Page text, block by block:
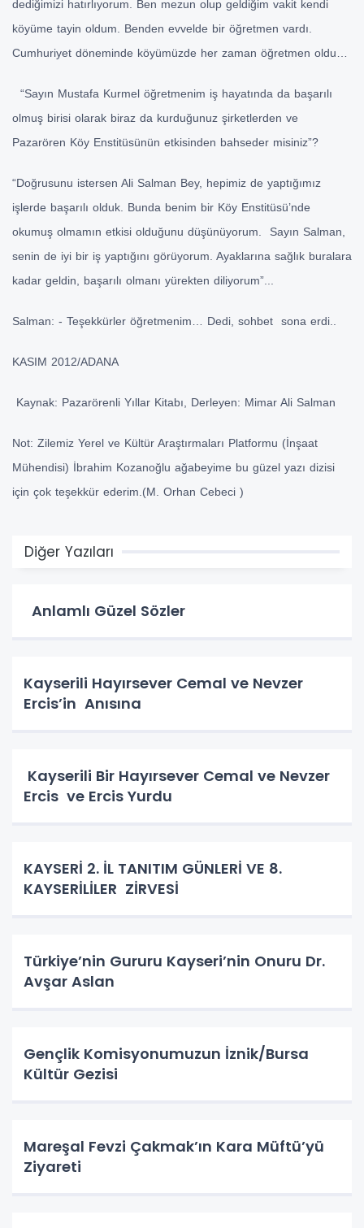
dediğimizi hatırlıyorum. Ben mezun olup geldiğim vakit kendi
köyüme tayin oldum. Benden evvelde bir öğretmen vardı.
Cumhuriyet döneminde köyümüzde her zaman öğretmen oldu…
“Sayın Mustafa Kurmel öğretmenim iş hayatında da başarılı
olmuş birisi olarak biraz da kurduğunuz şirketlerden ve
Pazarören Köy Enstitüsünün etkisinden bahseder misiniz”?
“Doğrusunu istersen Ali Salman Bey, hepimiz de yaptığımız
işlerde başarılı olduk. Bunda benim bir Köy Enstitüsü’nde
okumuş olmamın etkisi olduğunu düşünüyorum. Sayın Salman,
senin de iyi bir iş yaptığını görüyorum. Ayaklarına sağlık buralara
kadar geldin, başarılı olmanı yürekten diliyorum”...
Salman: - Teşekkürler öğretmenim… Dedi, sohbet sona erdi..
KASIM 2012/ADANA
Kaynak: Pazarörenli Yıllar Kitabı, Derleyen: Mimar Ali Salman
Not: Zilemiz Yerel ve Kültür Araştırmaları Platformu (İnşaat
Mühendisi) İbrahim Kozanoğlu ağabeyime bu güzel yazı dizisi
için çok teşekkür ederim.(M. Orhan Cebeci )
Diğer Yazıları
Anlamlı Güzel Sözler
Kayserili Hayırsever Cemal ve Nevzer
Ercis’in Anısına
Kayserili Bir Hayırsever Cemal ve Nevzer
Ercis ve Ercis Yurdu
KAYSERİ 2. İL TANITIM GÜNLERİ VE 8.
KAYSERİLİLER ZİRVESİ
Türkiye’nin Gururu Kayseri’nin Onuru Dr.
Avşar Aslan
Gençlik Komisyonumuzun İznik/Bursa
Kültür Gezisi
Mareşal Fevzi Çakmak’ın Kara Müftü’yü
Ziyareti